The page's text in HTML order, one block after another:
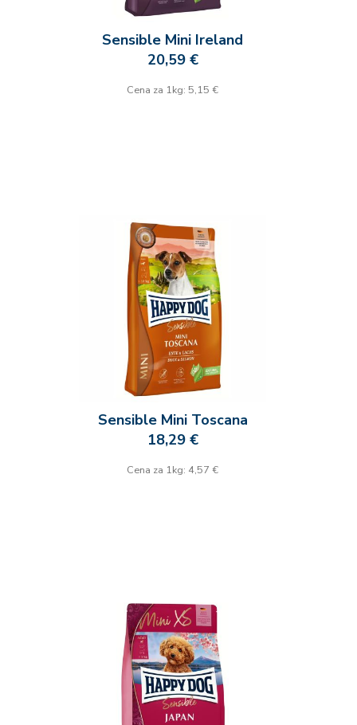
Sensible Mini Ireland
20,59 €
Cena za 1kg: 5,15 €
Sensible Mini Toscana
18,29 €
Cena za 1kg: 4,57 €